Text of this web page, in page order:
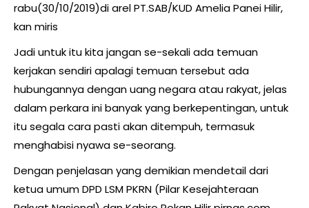
rabu(30/10/2019)di arel PT.SAB/KUD Amelia Panei Hilir,
kan miris
Jadi untuk itu kita jangan se-sekali ada temuan
kerjakan sendiri apalagi temuan tersebut ada
hubungannya dengan uang negara atau rakyat, jelas
dalam perkara ini banyak yang berkepentingan, untuk
itu segala cara pasti akan ditempuh, termasuk
menghabisi nyawa se-seorang.
Dengan penjelasan yang demikian mendetail dari
ketua umum DPD LSM PKRN (Pilar Kesejahteraan